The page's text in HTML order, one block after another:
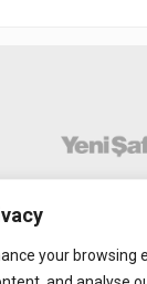
your browsing